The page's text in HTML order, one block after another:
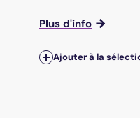
Plus d'info
Ajouter à la